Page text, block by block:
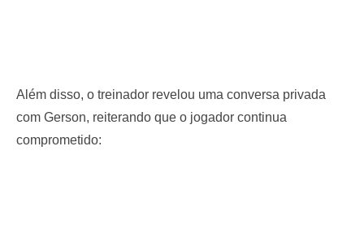
Além disso, o treinador revelou uma conversa privada
com Gerson, reiterando que o jogador continua
comprometido: